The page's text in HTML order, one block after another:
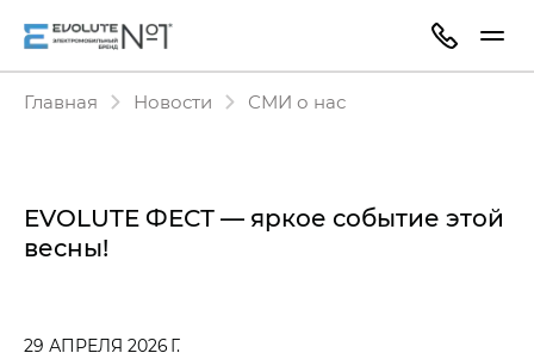
Главная Новости СМИ о нас
EVOLUTE ФЕСТ — яркое событие этой
весны!
29 АПРЕЛЯ 2026 Г.